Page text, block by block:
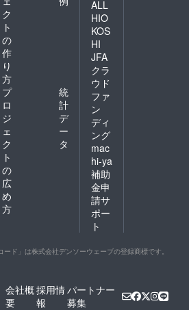
ク
ト
の
作
り
方
プ
ロ
ジ
ェ
ク
ト
の
広
め
方
統
計
デ
ー
タ
ALL
HIO
KOS
HI
JFA
クラ
ウド
ファ
ン
ディ
ング
mac
hi-ya
補助
金申
請サ
ポー
ト
ード」は株式会社デンソーウェーブの登録商標です。
会社概
要
採用情
報
パートナー
募集